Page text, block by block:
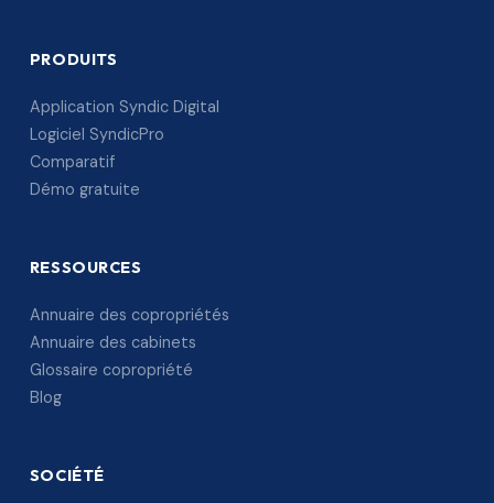
PRODUITS
Application Syndic Digital
Logiciel SyndicPro
Comparatif
Démo gratuite
RESSOURCES
Annuaire des copropriétés
Annuaire des cabinets
Glossaire copropriété
Blog
SOCIÉTÉ